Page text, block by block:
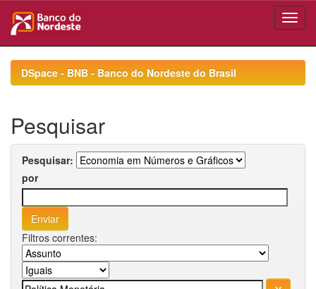
navigationDSpace - BNB - Banco do Nordeste do Brasil
Pesquisar
Pesquisar:
por
Filtros correntes: